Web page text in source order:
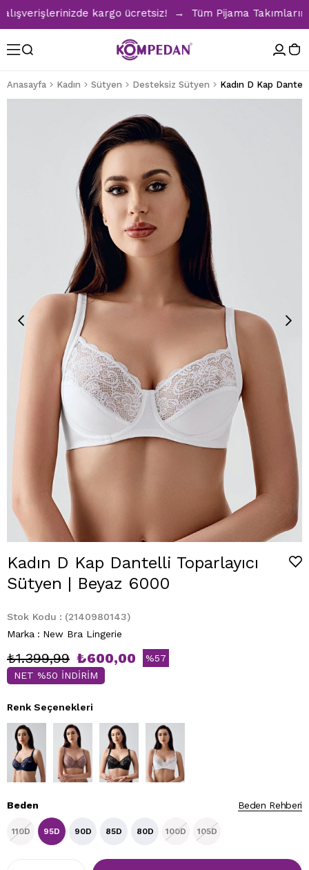
kargo ücretsiz! → Tüm Pijama
Anasayfa Kadın Sütyen Desteksiz Sütyen Kadın D Kap
Kadın D Kap Dantelli Toparlayıcı
Sütyen | Beyaz 6000
Stok Kodu
(2140980143)
Marka : New Bra Lingerie
₺1.399,99 ₺600,00 %57
NET %50 İNDİRİM
Renk Seçenekleri
Beden Rehberi
Beden
110D 95D 90D 85D 80D 100D 105D